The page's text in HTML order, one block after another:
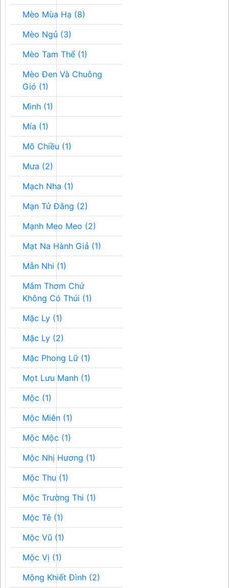
Mèo Mùa Hạ (8)
Mèo Ngủ (3)
Mèo Tam Thể (1)
Mèo Đen Và Chuông
Gió (1)
Mình (1)
Mía (1)
Mõ Chiều (1)
Mưa (2)
Mạch Nha (1)
Mạn Tử Đằng (2)
Mạnh Meo Meo (2)
Mạt Na Hành Giả (1)
Mẫn Nhi (1)
Mắm Thơm Chứ
Không Có Thúi (1)
Mặc Ly (1)
Mặc Ly (2)
Mặc Phong Lữ (1)
Mọt Lưu Manh (1)
Mộc (1)
Mộc Miên (1)
Mộc Mộc (1)
Mộc Nhị Hương (1)
Mộc Thu (1)
Mộc Trường Thi (1)
Mộc Tê (1)
Mộc Vũ (1)
Mộc Vị (1)
Mộng Khiết Đình (2)